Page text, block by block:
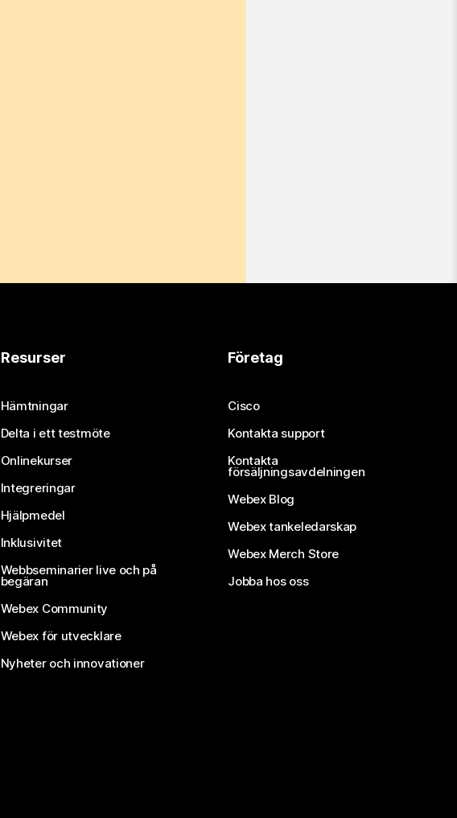
Resurser
Hämtningar
Delta i ett testmöte
Onlinekurser
Integreringar
Hjälpmedel
Inklusivitet
Webbseminarier live och på
begäran
Webex Community
Webex för utvecklare
Nyheter och innovationer
Företag
Cisco
Kontakta support
Kontakta
försäljningsavdelningen
Webex Blog
Webex tankeledarskap
Webex Merch Store
Jobba hos oss